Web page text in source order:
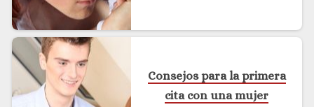
Consejos para la primera
cita con una mujer